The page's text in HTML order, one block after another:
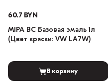
60.7 BYN
MIPA BC Базовая эмаль 1л
(Цвет краски: VW LA7W)
В корзину